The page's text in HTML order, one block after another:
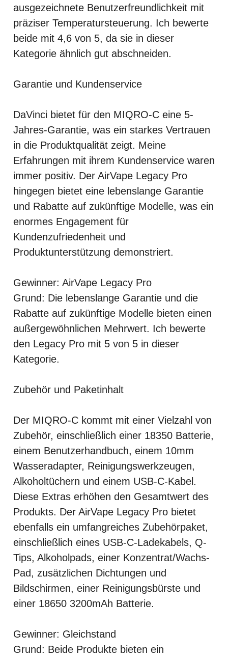
ausgezeichnete Benutzerfreundlichkeit mit
präziser Temperatursteuerung. Ich bewerte
beide mit 4,6 von 5, da sie in dieser
Kategorie ähnlich gut abschneiden.
Garantie und Kundenservice
DaVinci bietet für den MIQRO-C eine 5-
Jahres-Garantie, was ein starkes Vertrauen
in die Produktqualität zeigt. Meine
Erfahrungen mit ihrem Kundenservice waren
immer positiv. Der AirVape Legacy Pro
hingegen bietet eine lebenslange Garantie
und Rabatte auf zukünftige Modelle, was ein
enormes Engagement für
Kundenzufriedenheit und
Produktunterstützung demonstriert.
Gewinner: AirVape Legacy Pro
Grund: Die lebenslange Garantie und die
Rabatte auf zukünftige Modelle bieten einen
außergewöhnlichen Mehrwert. Ich bewerte
den Legacy Pro mit 5 von 5 in dieser
Kategorie.
Zubehör und Paketinhalt
Der MIQRO-C kommt mit einer Vielzahl von
Zubehör, einschließlich einer 18350 Batterie,
einem Benutzerhandbuch, einem 10mm
Wasseradapter, Reinigungswerkzeugen,
Alkoholtüchern und einem USB-C-Kabel.
Diese Extras erhöhen den Gesamtwert des
Produkts. Der AirVape Legacy Pro bietet
ebenfalls ein umfangreiches Zubehörpaket,
einschließlich eines USB-C-Ladekabels, Q-
Tips, Alkoholpads, einer Konzentrat/Wachs-
Pad, zusätzlichen Dichtungen und
Bildschirmen, einer Reinigungsbürste und
einer 18650 3200mAh Batterie.
Gewinner: Gleichstand
Grund: Beide Produkte bieten ein